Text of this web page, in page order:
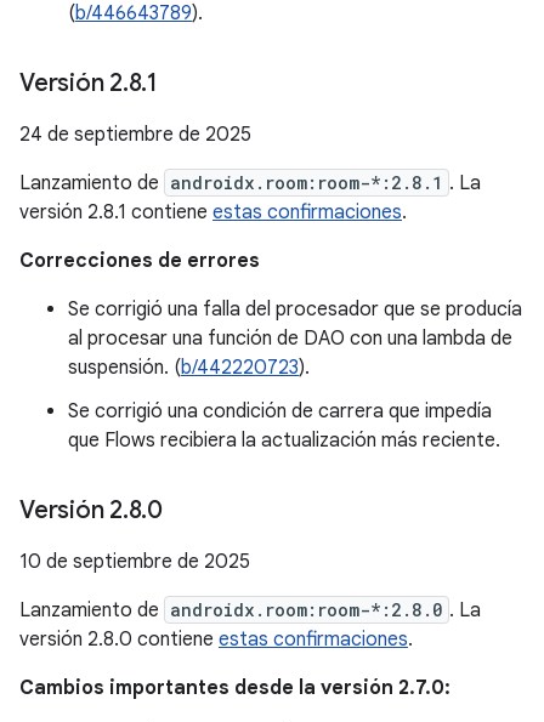
(b/446643789).
Versión 2.8.1
24 de septiembre de 2025
Lanzamiento de androidx.room:room-*:2.8.1 . La
versión 2.8.1 contiene estas confirmaciones.
Correcciones de errores
Se corrigió una falla del procesador que se producía
al procesar una función de DAO con una lambda de
suspensión. (b/442220723).
Se corrigió una condición de carrera que impedía
que Flows recibiera la actualización más reciente.
Versión 2.8.0
10 de septiembre de 2025
Lanzamiento de androidx.room:room-*:2.8.0 . La
versión 2.8.0 contiene estas confirmaciones.
Cambios importantes desde la versión 2.7.0: